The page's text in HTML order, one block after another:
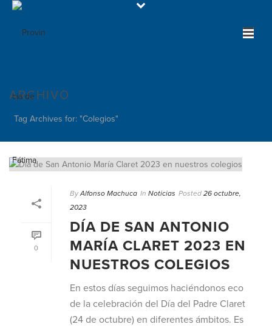
ARCHIVO
Tag Archives for: "Colegios"
0
By Alfonso Machuca In Noticias Posted 26 octubre,
2023
DÍA DE SAN ANTONIO
MARÍA CLARET 2023 EN
NUESTROS COLEGIOS
En estos días seguimos haciéndonos eco
de la celebración del Día del Padre Claret
(24 de octubre) en diferentes ámbitos. Es